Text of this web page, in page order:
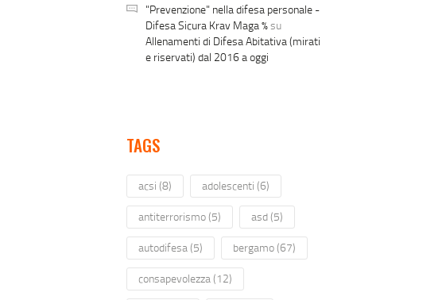
"Prevenzione" nella difesa personale -
Difesa Sicura Krav Maga %su
Allenamenti di Difesa Abitativa (mirati
e riservati) dal 2016 a oggi
TAGS
acsi (8) adolescenti (6)
antiterrorismo(5) asd(5)
autodifesa (5) bergamo(67)
consapevolezza (12)